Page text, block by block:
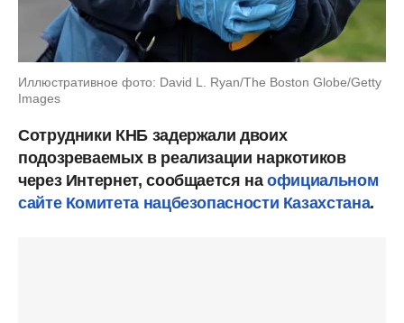
Иллюстративное фото: David L. Ryan/The Boston Globe/Getty
Images
Сотрудники КНБ задержали двоих
подозреваемых в реализации наркотиков
через Интернет, сообщается наофициальном
сайте Комитета нацбезопасности Казахстана.